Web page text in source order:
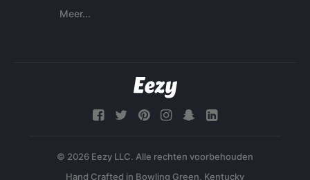
Meer...
© 2026 Eezy LLC. Alle rechten voorbehouden